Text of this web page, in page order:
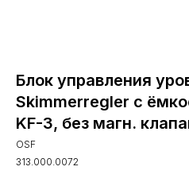
Блок управления
Skimmerregler с
KF-3, без магн.
OSF
313.000.0072